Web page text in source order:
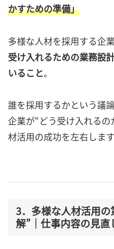
かすための準備」
多様な人材を採用する企
受け入れるための業務設
いること。
誰を採用するかという議論
企業が“どう受け入れる
材活用の成功を左右します
3．多様な人材活用
解”｜仕事内容の見